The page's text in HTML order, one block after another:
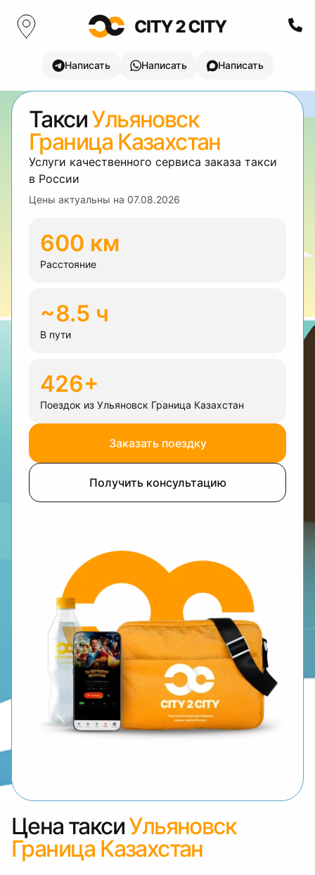
Написать Написать Написать
ТаксиУльяновск
Граница Казахстан
Услуги качественного сервиса заказа такси
в России
Цены актуальны на 07.08.2026
600 км
Расстояние
~8.5 ч
В пути
426+
Поездок из Ульяновск Граница Казахстан
Заказать поездку
Получить консультацию
Цена таксиУльяновск
Граница Казахстан